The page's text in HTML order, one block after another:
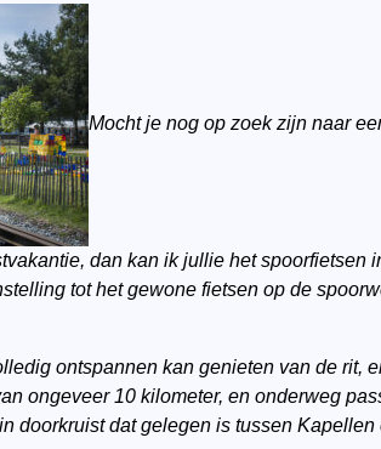
Mocht je nog op zoek zijn naar
dan kan ik jullie het
tot het gewone fietsen op de
ontspannen kan genieten van de rit,
ongeveer 10 kilometer, en onderweg
doorkruist dat gelegen is tussen Kapellen